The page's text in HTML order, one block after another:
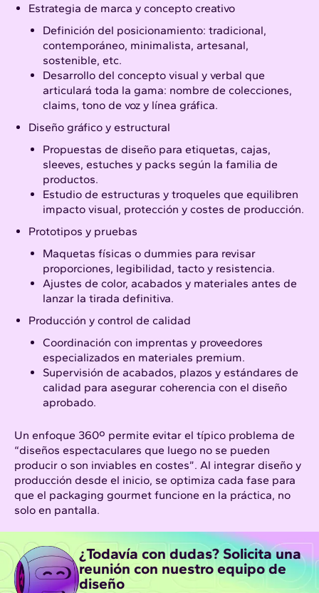
Estrategia de marca y concepto creativo
Definición del posicionamiento: tradicional,
contemporáneo, minimalista, artesanal,
sostenible, etc.​
Desarrollo del concepto visual y verbal que
articulará toda la gama: nombre de colecciones,
claims, tono de voz y línea gráfica.​
Diseño gráfico y estructural
Propuestas de diseño para etiquetas, cajas,
sleeves, estuches y packs según la familia de
productos.​
Estudio de estructuras y troqueles que equilibren
impacto visual, protección y costes de producción.
Prototipos y pruebas
Maquetas físicas o dummies para revisar
proporciones, legibilidad, tacto y resistencia.
Ajustes de color, acabados y materiales antes de
lanzar la tirada definitiva.​
Producción y control de calidad
Coordinación con imprentas y proveedores
especializados en materiales premium.​
Supervisión de acabados, plazos y estándares de
calidad para asegurar coherencia con el diseño
aprobado.​
Un enfoque 360º permite evitar el típico problema de
“diseños espectaculares que luego no se pueden
producir o son inviables en costes”. Al integrar diseño y
producción desde el inicio, se optimiza cada fase para
que el packaging gourmet funcione en la práctica, no
solo en pantalla.​
¿Todavía con dudas? Solicita una
reunión con nuestro equipo de
diseño